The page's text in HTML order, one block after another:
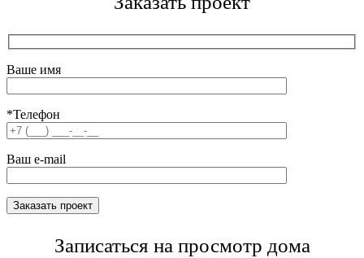
Ваше имя
*Телефон
Ваш e-mail
Записаться на просмотр дома